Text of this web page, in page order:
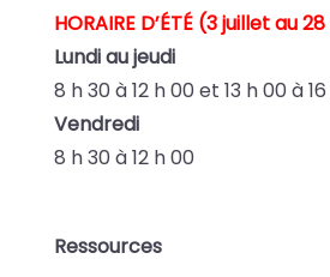
HORAIRE D’ÉTÉ (3 juillet au
Lundi au jeudi
8 h 30 à 12 h 00 et 13 h 00 à
Vendredi
8 h 30 à 12 h 00
Ressources